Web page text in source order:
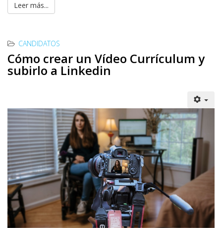
Leer más...
CANDIDATOS
Cómo crear un Vídeo Currículum y
subirlo a Linkedin